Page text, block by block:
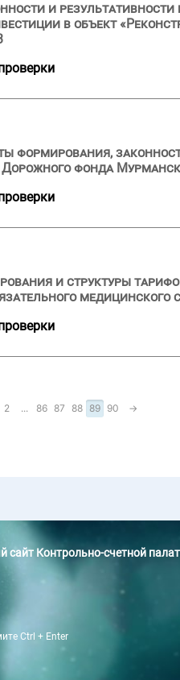
и
в объект
формирования,
фонда
и структуры
медицинского
2 ... 86 87 88 89 90 →
сайт Контрольно-счетной
Ctrl + Enter